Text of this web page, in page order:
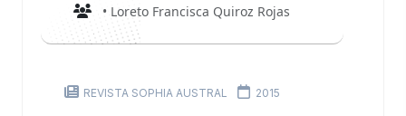
• Loreto Francisca Quiroz Rojas
REVISTA SOPHIA AUSTRAL 2015